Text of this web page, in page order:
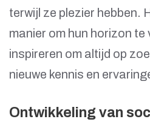
terwijl ze plezier hebben.
manier om hun horizon te
inspireren om altijd op
nieuwe kennis en
Ontwikkeling van